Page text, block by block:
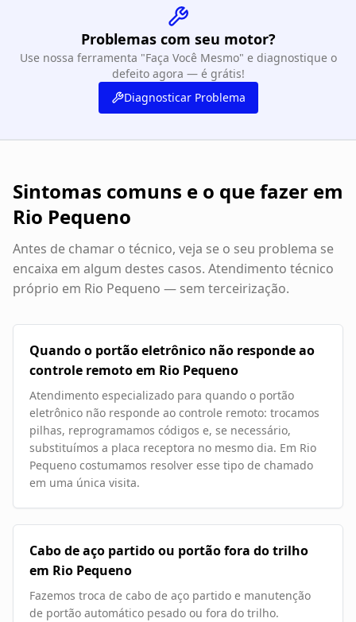
Problemas com seu motor?
Use nossa ferramenta "Faça Você Mesmo" e diagnostique o
defeito agora — é grátis!
Diagnosticar Problema
Sintomas comuns e o que fazer em
Rio Pequeno
Antes de chamar o técnico, veja se o seu problema se
encaixa em algum destes casos. Atendimento técnico
próprio em Rio Pequeno — sem terceirização.
Quando o portão eletrônico não responde ao
controle remoto em Rio Pequeno
Atendimento especializado para quando o portão
eletrônico não responde ao controle remoto: trocamos
pilhas, reprogramamos códigos e, se necessário,
substituímos a placa receptora no mesmo dia. Em Rio
Pequeno costumamos resolver esse tipo de chamado
em uma única visita.
Cabo de aço partido ou portão fora do trilho
em Rio Pequeno
Fazemos troca de cabo de aço partido e manutenção
de portão automático pesado ou fora do trilho.